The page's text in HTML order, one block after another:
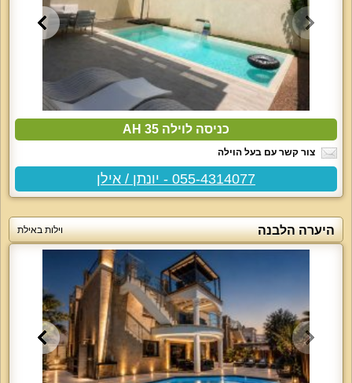
כניסה לוילה AH 35
צור קשר עם בעל הוילה
055-4314077 - יונתן / אילן
היערה הלבנה וילות באילת